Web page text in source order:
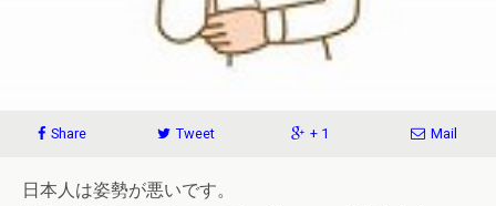
Share Tweet + 1 Mail
日本人は姿勢が悪いです。